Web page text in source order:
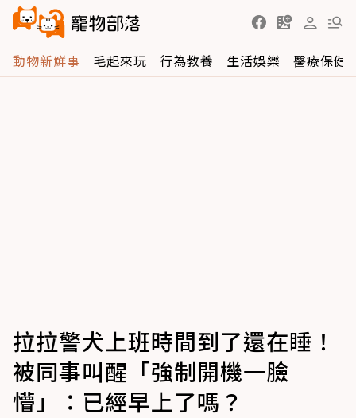
動物新鮮事 毛起來玩 行為教養 生活娛樂 醫療保健
拉拉警犬上班時間到了還在睡！
被同事叫醒「強制開機一臉
懵」：已經早上了嗎？